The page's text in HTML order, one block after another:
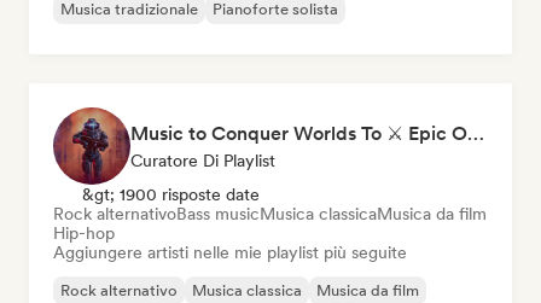
Musica tradizionale
Pianoforte solista
Music to Conquer Worlds To ⚔️ Epic Orchestral, Cinematic & Trailer Music
Curatore Di Playlist
&gt; 1900 risposte date
Rock alternativoBass musicMusica classicaMusica da film
Hip-hop
Aggiungere artisti nelle mie playlist più seguite
Rock alternativo Musica classica
Musica da film